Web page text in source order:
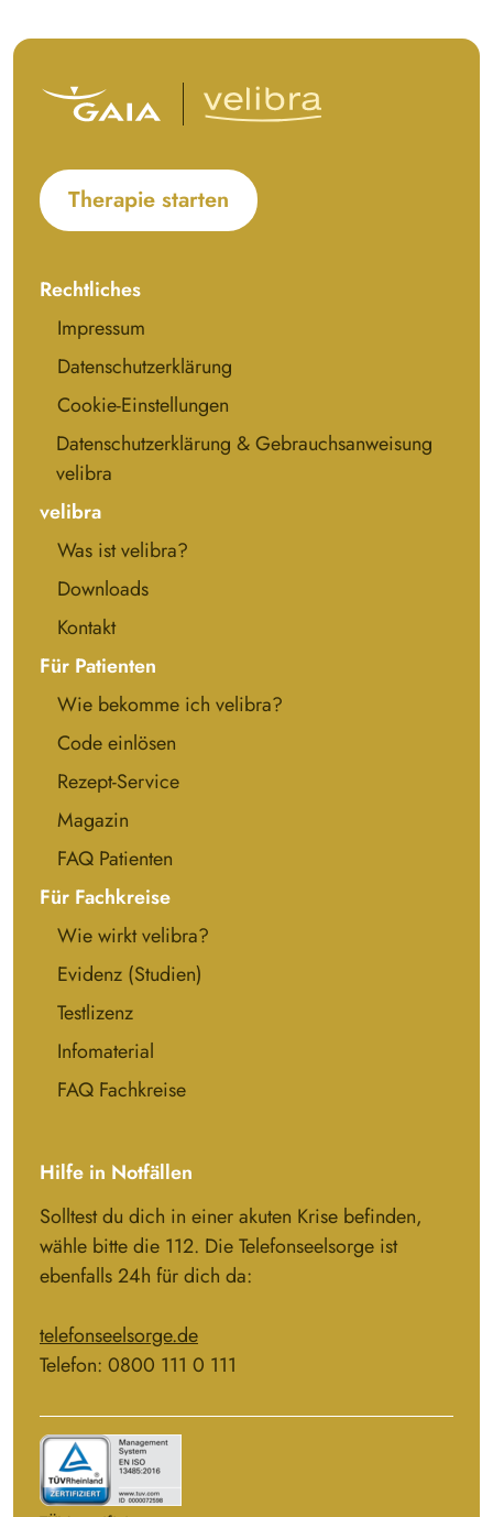
Therapie starten
Rechtliches
Impressum
Datenschutzerklärung
Cookie-Einstellungen
Datenschutzerklärung & Gebrauchsanweisung
velibra
velibra
Was ist velibra?
Downloads
Kontakt
Für Patienten
Wie bekomme ich velibra?
Code einlösen
Rezept-Service
Magazin
FAQ Patienten
Für Fachkreise
Wie wirkt velibra?
Evidenz (Studien)
Testlizenz
Infomaterial
FAQ Fachkreise
Hilfe in Notfällen
Solltest du dich in einer akuten Krise befinden,
wähle bitte die 112. Die Telefonseelsorge ist
ebenfalls 24h für dich da:
telefonseelsorge.de
Telefon: 0800 111 0 111